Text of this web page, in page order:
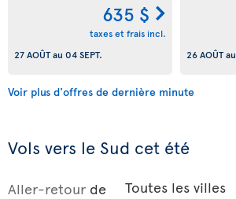
635 $
taxes et frais incl.
27 AOÛTau 04 SEPT.
26 AOÛTau
Voir plus d'offres de dernière minute
Vols vers le Sud cet été
Aller-retour de